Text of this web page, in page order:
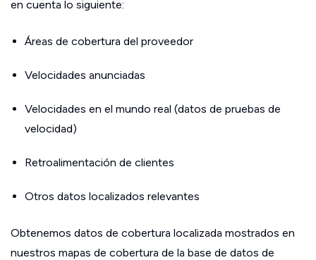
en cuenta lo siguiente:
Áreas de cobertura del proveedor
Velocidades anunciadas
Velocidades en el mundo real (datos de pruebas de
velocidad)
Retroalimentación de clientes
Otros datos localizados relevantes
Obtenemos datos de cobertura localizada mostrados en
nuestros mapas de cobertura de la base de datos de